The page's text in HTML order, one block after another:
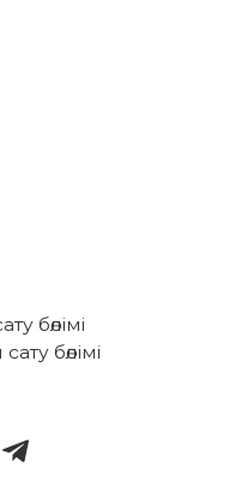
бөлімі
бөлімі